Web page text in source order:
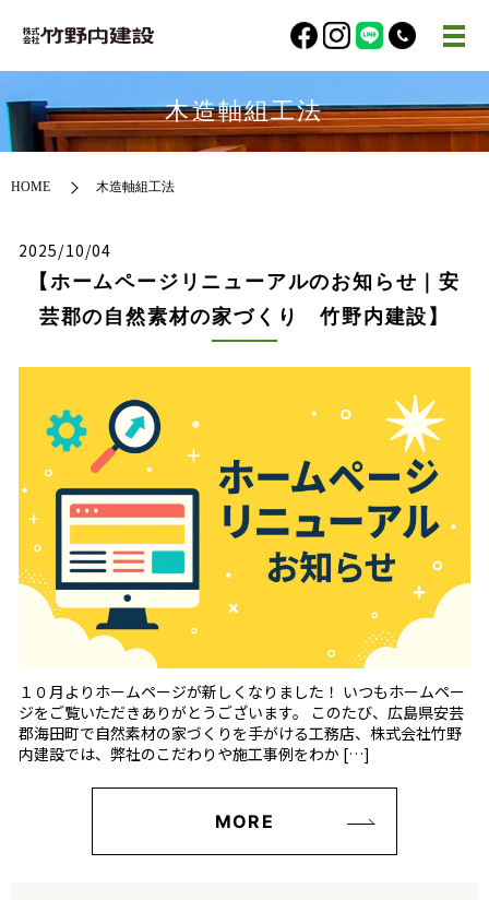
木造軸組工法
HOME 木造軸組工法
2025/10/04
【ホームページリニューアルのお知らせ｜安
芸郡の自然素材の家づくり 竹野内建設】
１０月よりホームページが新しくなりました！ いつもホームペー
ジをご覧いただきありがとうございます。 このたび、広島県安芸
郡海田町で自然素材の家づくりを手がける工務店、株式会社竹野
内建設では、弊社のこだわりや施工事例をわか […]
MORE